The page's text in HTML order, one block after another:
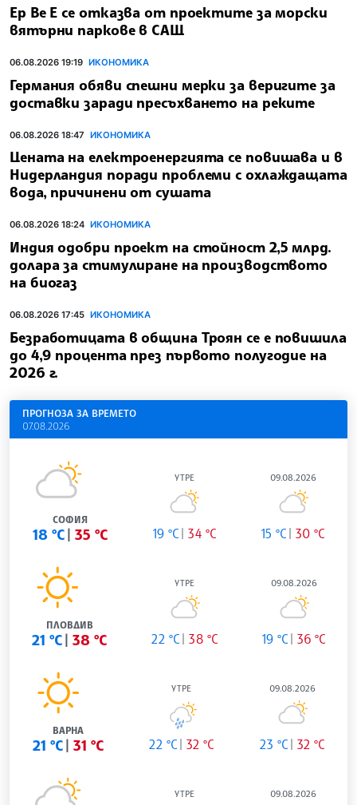
Ер Ве Е се отказва от проектите за морски
вятърни паркове в САЩ
06.08.2026 19:19 ИКОНОМИКА
Германия обяви спешни мерки за веригите за
доставки заради пресъхването на реките
06.08.2026 18:47 ИКОНОМИКА
Цената на електроенергията се повишава и в
Нидерландия поради проблеми с охлаждащата
вода, причинени от сушата
06.08.2026 18:24 ИКОНОМИКА
Индия одобри проект на стойност 2,5 млрд.
долара за стимулиране на производството
на биогаз
06.08.2026 17:45 ИКОНОМИКА
Безработицата в община Троян се е повишила
до 4,9 процента през първото полугодие на
2026 г.
ПРОГНОЗА ЗА ВРЕМЕТО
07.08.2026
СОФИЯ
18 °C 35 °C
УТРЕ
19 °C 34 °C
09.08.2026
15 °C 30 °C
ПЛОВДИВ
21 °C 38 °C
УТРЕ
22 °C 38 °C
09.08.2026
19 °C 36 °C
ВАРНА
21 °C 31 °C
УТРЕ
22 °C 32 °C
09.08.2026
23 °C 32 °C
УТРЕ 09.08.2026